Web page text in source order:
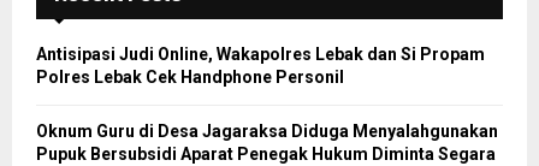
Antisipasi Judi Online, Wakapolres Lebak dan Si Propam
Polres Lebak Cek Handphone Personil
Oknum Guru di Desa Jagaraksa Diduga Menyalahgunakan
Pupuk Bersubsidi Aparat Penegak Hukum Diminta Segara